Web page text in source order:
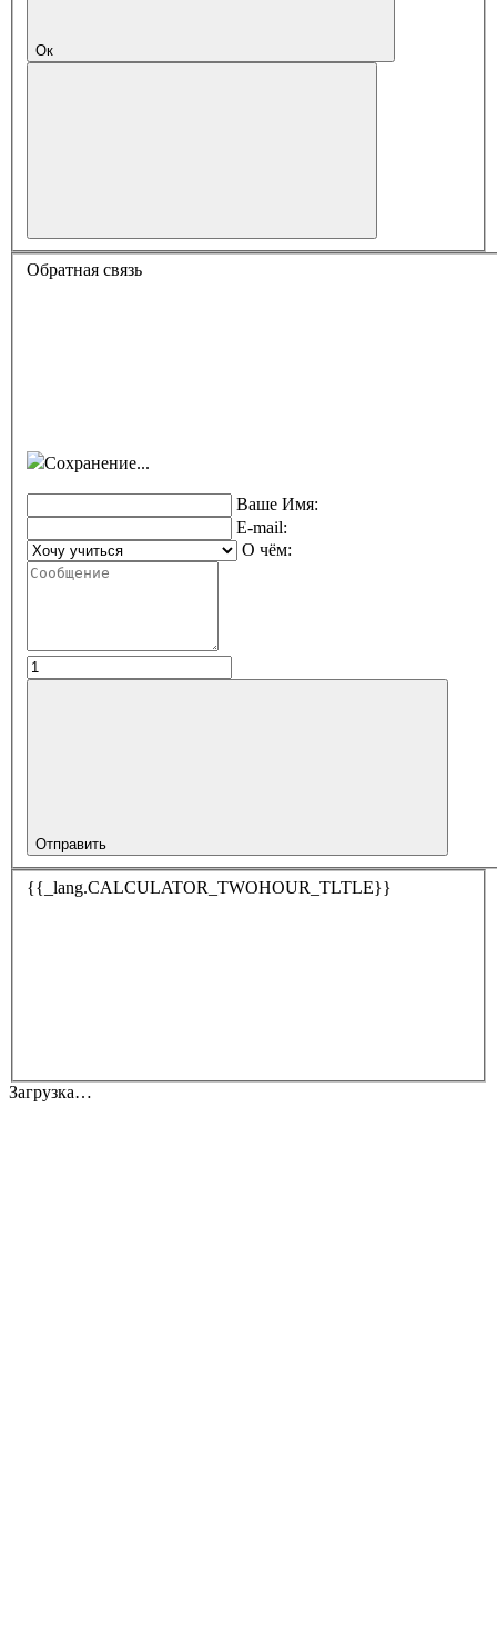
Ок
Обратная связь
Сохранение...
Ваше Имя:
E-mail:
О чём:
Отправить
{{_lang.CALCULATOR_TWOHOUR_TLTLE}}
Загрузка…